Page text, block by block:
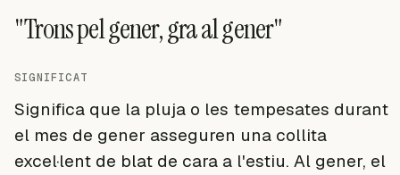
"Trons pel gener, gra al gener"
SIGNIFICAT
Significa que la pluja o les tempesates durant
el mes de gener asseguren una collita
excel·lent de blat de cara a l'estiu. Al gener, el